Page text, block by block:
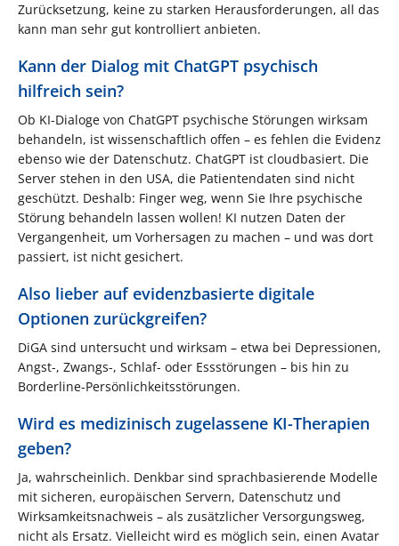
Zurücksetzung, keine zu starken Herausforderungen, all das
kann man sehr gut kontrolliert anbieten.
Kann der Dialog mit ChatGPT psychisch
hilfreich sein?
Ob KI-Dialoge von ChatGPT psychische Störungen wirksam
behandeln, ist wissenschaftlich offen – es fehlen die Evidenz
ebenso wie der Datenschutz. ChatGPT ist cloudbasiert. Die
Server stehen in den USA, die Patientendaten sind nicht
geschützt. Deshalb: Finger weg, wenn Sie Ihre psychische
Störung behandeln lassen wollen! KI nutzen Daten der
Vergangenheit, um Vorhersagen zu machen – und was dort
passiert, ist nicht gesichert.
Also lieber auf evidenzbasierte digitale
Optionen zurückgreifen?
DiGA sind untersucht und wirksam – etwa bei Depressionen,
Angst-, Zwangs-, Schlaf- oder Essstörungen – bis hin zu
Borderline-Persönlichkeitsstörungen.
Wird es medizinisch zugelassene KI-Therapien
geben?
Ja, wahrscheinlich. Denkbar sind sprachbasierende Modelle
mit sicheren, europäischen Servern, Datenschutz und
Wirksamkeitsnachweis – als zusätzlicher Versorgungsweg,
nicht als Ersatz. Vielleicht wird es möglich sein, einen Avatar